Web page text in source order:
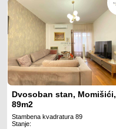
Dvosoban stan, Momišići,
89m2
Stambena kvadratura 89
Stanje: